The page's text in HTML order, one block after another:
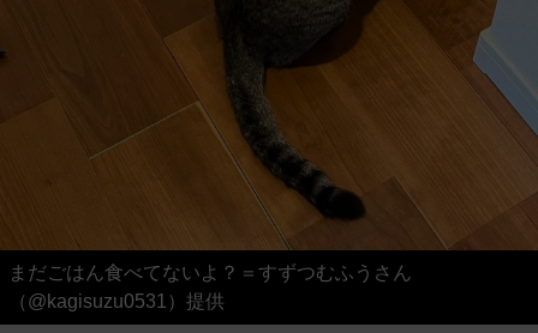
まだごはん食べてないよ？＝すずつむふうさん
（@kagisuzu0531）提供